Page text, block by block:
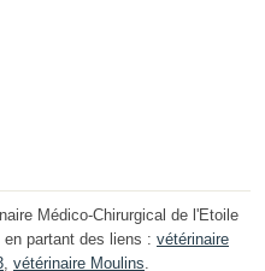
Médico-Chirurgical de l'Etoile
partant des liens : vétérinaire
, vétérinaire Moulins.